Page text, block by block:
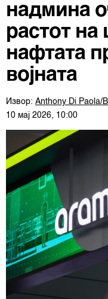
надмина
растот на
нафтата
војната
Извор: Anthony Di Paola/
10 мај 2026, 10:00